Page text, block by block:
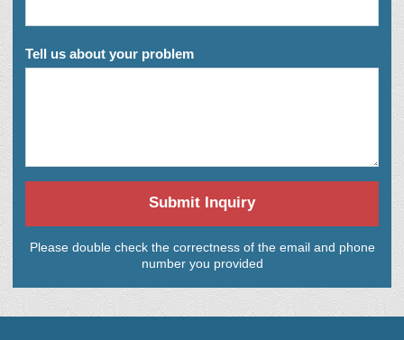
Tell us about your problem
Submit Inquiry
Please double check the correctness of the email and phone
number you provided